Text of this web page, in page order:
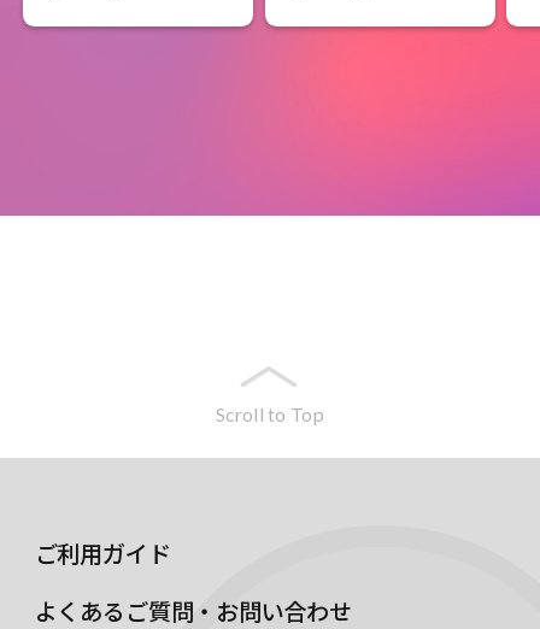
Scroll to Top
ご利用ガイド
よくあるご質問・お問い合わせ